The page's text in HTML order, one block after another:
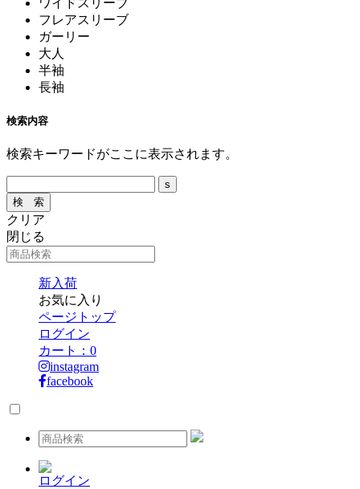
フレアスリーブ
ガーリー
大人
半袖
長袖
検索内容
検索キーワードがここに表示されます。
クリア
閉じる
新入荷
お気に入り
ページトップ
ログイン
カート： 0
instagram
facebook
ログイン